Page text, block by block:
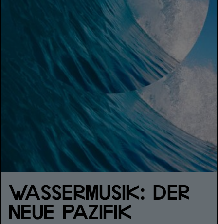
WASSERMUSIK: DER
NEUE PAZIFIK